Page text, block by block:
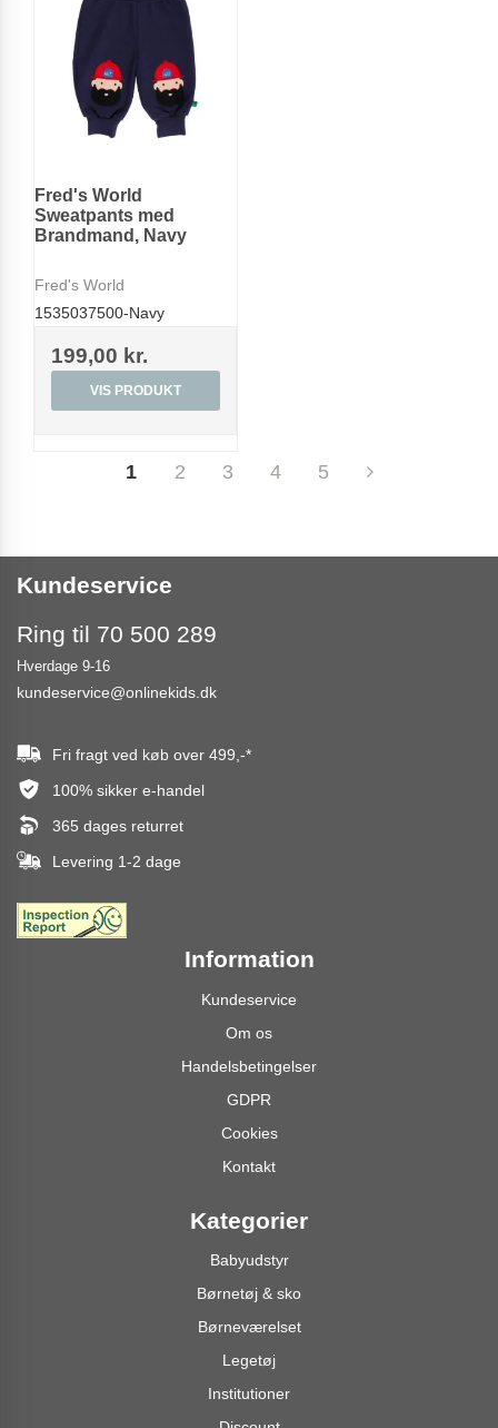
Fred's World
Sweatpants med
Brandmand, Navy
Fred's World
1535037500-Navy
199,00 kr.
VIS PRODUKT
1 2 3 4 5
Kundeservice
Ring til 70 500 289
Hverdage 9-16
kundeservice@onlinekids.dk
Fri fragt ved køb over 499,-*
100% sikker e-handel
365 dages returret
Levering 1-2 dage
Information
Kundeservice
Om os
Handelsbetingelser
GDPR
Cookies
Kontakt
Kategorier
Babyudstyr
Børnetøj & sko
Børneværelset
Legetøj
Institutioner